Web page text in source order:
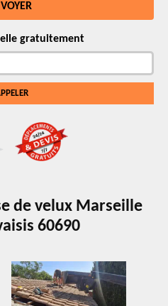
gratuitement
de velux Marseille
60690